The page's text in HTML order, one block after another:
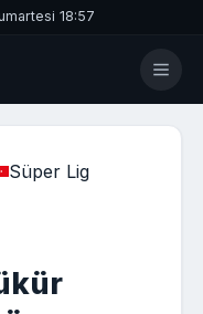
18:57
Süper Lig